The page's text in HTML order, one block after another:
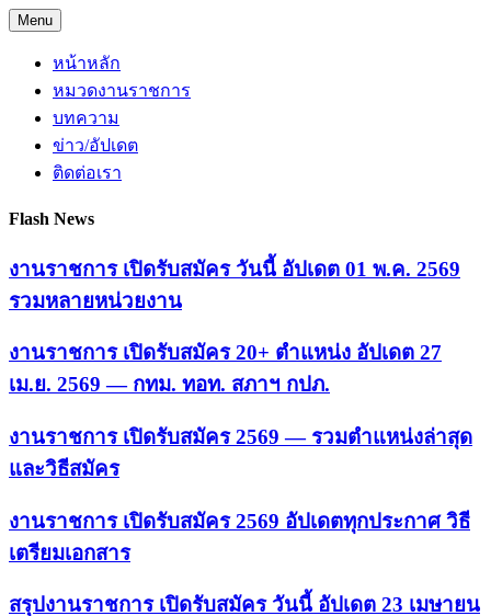
Skip
to
content
Menu
หน้าหลัก
หมวดงานราชการ
บทความ
ข่าว/อัปเดต
ติดต่อเรา
Flash News
งานราชการ เปิดรับสมัคร วันนี้ อัปเดต 01 พ.ค. 2569
รวมหลายหน่วยงาน
งานราชการ เปิดรับสมัคร 20+ ตำแหน่ง อัปเดต 27
เม.ย. 2569 — กทม. ทอท. สภาฯ กปภ.
งานราชการ เปิดรับสมัคร 2569 — รวมตำแหน่งล่าสุด
และวิธีสมัคร
งานราชการ เปิดรับสมัคร 2569 อัปเดตทุกประกาศ วิธี
เตรียมเอกสาร
สรุปงานราชการ เปิดรับสมัคร วันนี้ อัปเดต 23 เมษายน